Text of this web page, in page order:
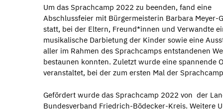
Um das Sprachcamp 2022 zu beenden, fand eine
Abschlussfeier mit Bürgermeisterin Barbara Meyer-
statt, bei der Eltern, Freund*innen und Verwandte
musikalische Darbietung der Kinder sowie eine
aller im Rahmen des Sprachcamps entstandenen
bestaunen konnten. Zuletzt wurde eine spannende
veranstaltet, bei der zum ersten Mal der
Gefördert wurde das Sprachcamp 2022 von der
Bundesverband Friedrich-Bödecker-Kreis. Weitere